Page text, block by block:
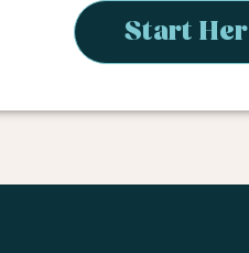
Start Her